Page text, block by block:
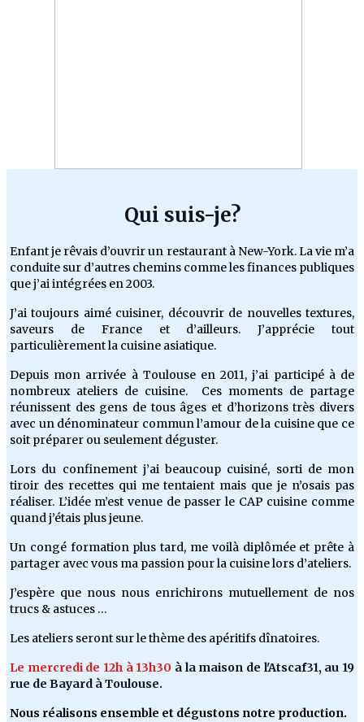
Qui suis-je?
Enfant je rêvais d’ouvrir un restaurant à New-York. La vie m’a
conduite sur d’autres chemins comme les finances publiques
que j’ai intégrées en 2003.
J’ai toujours aimé cuisiner, découvrir de nouvelles textures,
saveurs de France et d’ailleurs. J’apprécie tout
particulièrement la cuisine asiatique.
Depuis mon arrivée à Toulouse en 2011, j’ai participé à de
nombreux ateliers de cuisine. Ces moments de partage
réunissent des gens de tous âges et d’horizons très divers
avec un dénominateur commun l’amour de la cuisine que ce
soit préparer ou seulement déguster.
Lors du confinement j’ai beaucoup cuisiné, sorti de mon
tiroir des recettes qui me tentaient mais que je n’osais pas
réaliser. L’idée m’est venue de passer le CAP cuisine comme
quand j’étais plus jeune.
Un congé formation plus tard, me voilà diplômée et prête à
partager avec vous ma passion pour la cuisine lors d’ateliers.
J’espère que nous nous enrichirons mutuellement de nos
trucs & astuces …
Les ateliers seront sur le thème des apéritifs dînatoires.
Le mercredi de 12h à 13h30 à la maison de l'Atscaf31, au 19
rue de Bayard à Toulouse.
Nous réalisons ensemble et dégustons notre production.